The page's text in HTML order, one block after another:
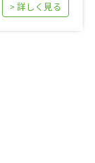
> 詳しく見る